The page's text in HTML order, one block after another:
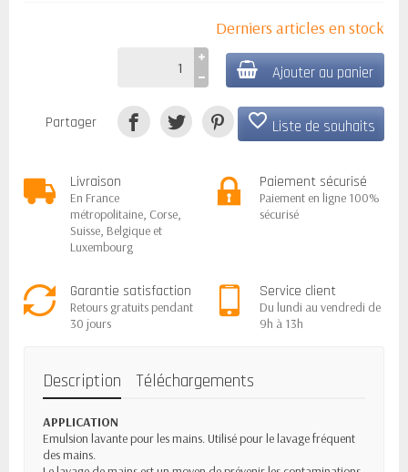
Derniers articles en stock
Ajouter au panier
favorite_border Liste de souhaits
Partager
Livraison
En France
métropolitaine, Corse,
Suisse, Belgique et
Luxembourg
Paiement sécurisé
Paiement en ligne 100%
sécurisé
Garantie satisfaction
Retours gratuits pendant
30 jours
Service client
Du lundi au vendredi de
9h à 13h
Description Téléchargements
APPLICATION
Emulsion lavante pour les mains. Utilisé pour le lavage fréquent
des mains.